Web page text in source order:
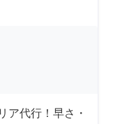
ア代行！早さ・